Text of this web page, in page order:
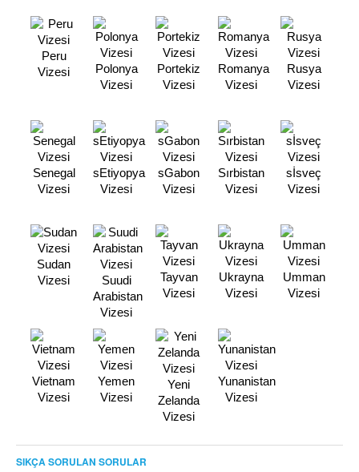
Peru
Vizesi
Polonya
Vizesi
Portekiz
Vizesi
Romanya
Vizesi
Rusya
Vizesi
Senegal
Vizesi
sEtiyopya
Vizesi
sGabon
Vizesi
Sırbistan
Vizesi
sİsveç
Vizesi
Sudan
Vizesi
Suudi
Arabistan
Vizesi
Tayvan
Vizesi
Ukrayna
Vizesi
Umman
Vizesi
Vietnam
Vizesi
Yemen
Vizesi
Yeni
Zelanda
Vizesi
Yunanistan
Vizesi
SIKÇA SORULAN SORULAR